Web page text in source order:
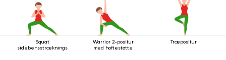
Squat
sidebensstrækningsstilling
Warrior 2-positur
med hoftestøtte
Træpositur